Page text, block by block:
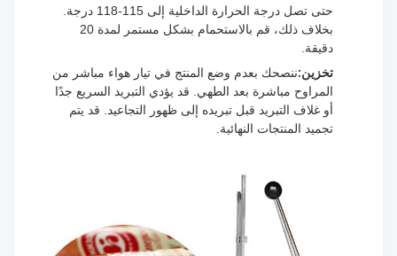
حتى تصل درجة الحرارة الداخلية إلى 115-118 درجة.
بخلاف ذلك، قم بالاستحمام بشكل مستمر لمدة 20
دقيقة.
تخزين:ننصحك بعدم وضع المنتج في تيار هواء مباشر من
المراوح مباشرة بعد الطهي. قد يؤدي التبريد السريع جدًا
أو غلاف التبريد قبل تبريده إلى ظهور التجاعيد. قد يتم
تجميد المنتجات النهائية.